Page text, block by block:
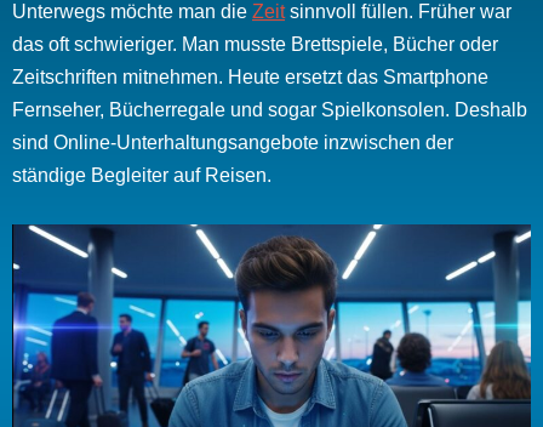
Unterwegs möchte man die Zeitsinnvoll füllen. Früher war
das oft schwieriger. Man musste Brettspiele, Bücher oder
Zeitschriften mitnehmen. Heute ersetzt das Smartphone
Fernseher, Bücherregale und sogar Spielkonsolen. Deshalb
sind Online-Unterhaltungsangebote inzwischen der
ständige Begleiter auf Reisen.